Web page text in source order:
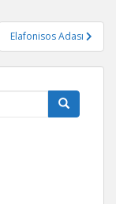
Elafonisos Adası